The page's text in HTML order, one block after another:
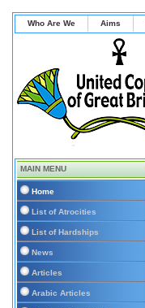
Who Are We Aims
MAIN MENU
Home
List of Atrocities
List of Hardships
News
Articles
Arabic Articles